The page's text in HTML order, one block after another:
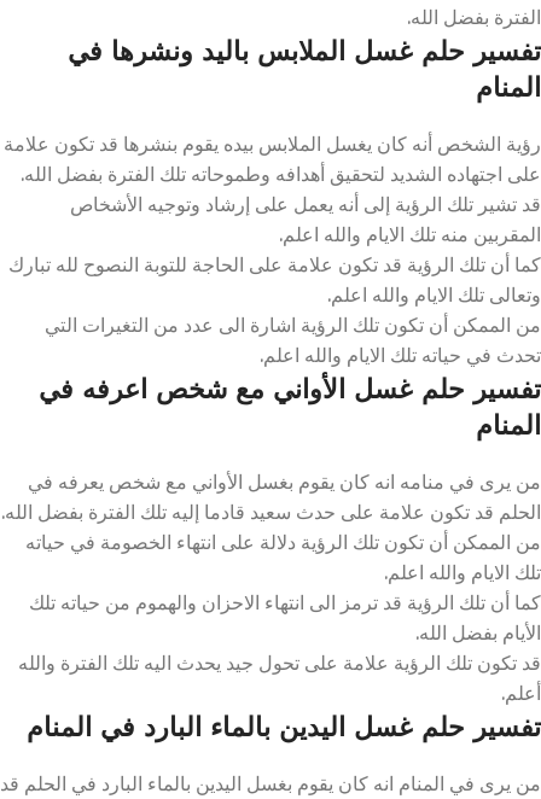
الفترة بفضل الله.
تفسير حلم غسل الملابس باليد ونشرها في
المنام
رؤية الشخص أنه كان يغسل الملابس بيده يقوم بنشرها قد تكون علامة
على اجتهاده الشديد لتحقيق أهدافه وطموحاته تلك الفترة بفضل الله.
قد تشير تلك الرؤية إلى أنه يعمل على إرشاد وتوجيه الأشخاص
المقربين منه تلك الايام والله اعلم.
كما أن تلك الرؤية قد تكون علامة على الحاجة للتوبة النصوح لله تبارك
وتعالى تلك الايام والله اعلم.
من الممكن أن تكون تلك الرؤية اشارة الى عدد من التغيرات التي
تحدث في حياته تلك الايام والله اعلم.
تفسير حلم غسل الأواني مع شخص اعرفه في
المنام
من يرى في منامه انه كان يقوم بغسل الأواني مع شخص يعرفه في
الحلم قد تكون علامة على حدث سعيد قادما إليه تلك الفترة بفضل الله.
من الممكن أن تكون تلك الرؤية دلالة على انتهاء الخصومة في حياته
تلك الايام والله اعلم.
كما أن تلك الرؤية قد ترمز الى انتهاء الاحزان والهموم من حياته تلك
الأيام بفضل الله.
قد تكون تلك الرؤية علامة على تحول جيد يحدث اليه تلك الفترة والله
أعلم.
تفسير حلم غسل اليدين بالماء البارد في المنام
من يرى في المنام انه كان يقوم بغسل اليدين بالماء البارد في الحلم قد